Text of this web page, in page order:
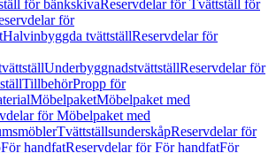
för bänkskivaReservdelar för Tvättställ för
för
Halvinbyggda tvättställReservdelar för
UnderbyggnadstvättställReservdelar för
TillbehörPropp för
MöbelpaketMöbelpaket med
för Möbelpaket med
TvättställsunderskåpReservdelar för
För handfatReservdelar för För handfatFör